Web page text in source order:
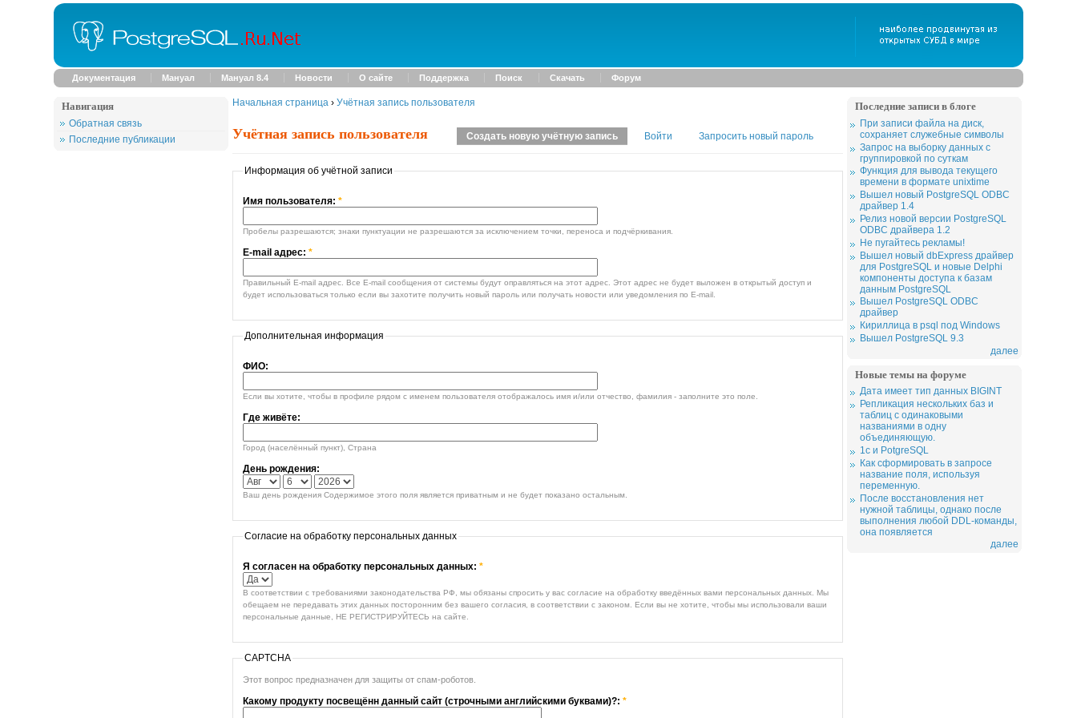
Документация Мануал Мануал 8.4 Новости О сайте Поддержка Поиск Скачать Форум
Навигация
Обратная связь
Последние публикации
Начальная страница› Учётная запись пользователя
Учётная запись пользователя Создать новую учётную запись Войти Запросить новый пароль
Информация об учётной записи
Имя пользователя: *
Пробелы разрешаются; знаки пунктуации не разрешаются за исключением точки, переноса и подчёркивания.
E-mail адрес: *
Правильный E-mail адрес. Все E-mail сообщения от системы будут оправляться на этот адрес. Этот адрес не будет выложен в открытый доступ и
будет использоваться только если вы захотите получить новый пароль или получать новости или уведомления по E-mail.
Дополнительная информация
ФИО:
Если вы хотите, чтобы в профиле рядом с именем пользователя отображалось имя и/или отчество, фамилия - заполните это поле.
Где живёте:
Город (населённый пункт), Страна
День рождения:
Ваш день рождения Содержимое этого поля является приватным и не будет показано остальным.
Согласие на обработку персональных данных
Я согласен на обработку персональных данных: *
В соответствии с требованиями законодательства РФ, мы обязаны спросить у вас согласие на обработку введённых вами персональных данных. Мы
обещаем не передавать этих данных посторонним без вашего согласия, в соответствии с законом. Если вы не хотите, чтобы мы использовали ваши
персональные данные, НЕ РЕГИСТРИРУЙТЕСЬ на сайте.
CAPTCHA
Этот вопрос предназначен для защиты от спам-роботов.
Какому продукту посвещённ данный сайт (строчными английскими буквами)?: *
Последние записи в блоге
При записи файла на диск,
сохраняет служебные символы
Запрос на выборку данных с
группировкой по суткам
Функция для вывода текущего
времени в формате unixtime
Вышел новый PostgreSQL ODBC
драйвер 1.4
Релиз новой версии PostgreSQL
ODBC драйвера 1.2
Не пугайтесь рекламы!
Вышел новый dbExpress драйвер
для PostgreSQL и новые Delphi
компоненты доступа к базам
данным PostgreSQL
Вышел PostgreSQL ODBC
драйвер
Кириллица в psql под Windows
Вышел PostgreSQL 9.3
далее
Новые темы на форуме
Дата имеет тип данных BIGINT
Репликация нескольких баз и
таблиц с одинаковыми
названиями в одну
объединяющую.
1c и PotgreSQL
Как сформировать в запросе
название поля, используя
переменную.
После восстановления нет
нужной таблицы, однако после
выполнения любой DDL-команды,
она появляется
далее